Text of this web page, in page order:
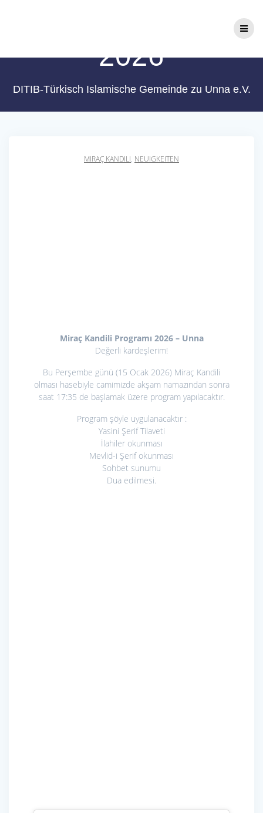
2026
DITIB-Türkisch Islamische Gemeinde zu Unna e.V.
MIRAÇ KANDILI, NEUIGKEITEN
Miraç Kandili Programı 2026 – Unna
Değerli kardeşlerim!
Bu Perşembe günü (15 Ocak 2026) Miraç Kandili
olması hasebiyle camimizde akşam namazından sonra
saat 17:35 de başlamak üzere program yapılacaktır.
Program şöyle uygulanacaktır :
Yasini Şerif Tilaveti
İlahiler okunması
Mevlid-i Şerif okunması
Sohbet sunumu
Dua edilmesi.